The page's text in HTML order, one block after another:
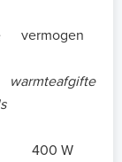
vermogen
warmteafgifte
400 W